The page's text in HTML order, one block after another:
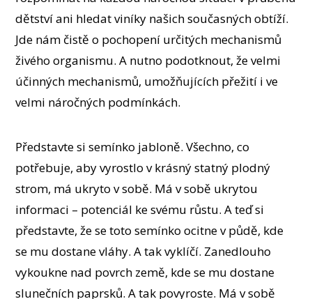
dětství ani hledat viníky našich současných obtíží.
Jde nám čistě o pochopení určitých mechanismů
živého organismu. A nutno podotknout, že velmi
účinných mechanismů, umožňujících přežití i ve
velmi náročných podmínkách.
Představte si semínko jabloně. Všechno, co
potřebuje, aby vyrostlo v krásný statný plodný
strom, má ukryto v sobě. Má v sobě ukrytou
informaci – potenciál ke svému růstu. A teď si
představte, že se toto semínko ocitne v půdě, kde
se mu dostane vláhy. A tak vyklíčí. Zanedlouho
vykoukne nad povrch země, kde se mu dostane
slunečních paprsků. A tak povyroste. Má v sobě